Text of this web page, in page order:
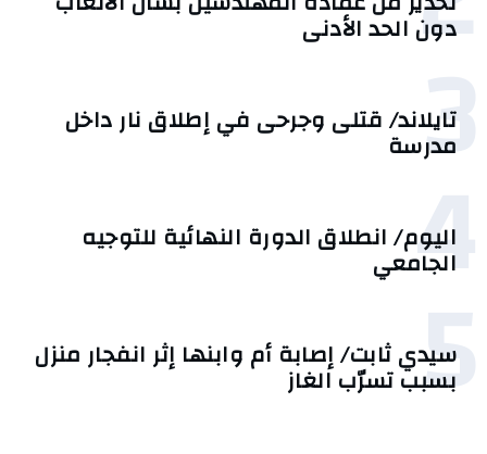
دون الحد الأدنى
3
تايلاند/ قتلى وجرحى في إطلاق نار داخل
مدرسة
4
اليوم/ انطلاق الدورة النهائية للتوجيه
الجامعي
5
سيدي ثابت/ إصابة أم وابنها إثر انفجار منزل
بسبب تسرّب الغاز